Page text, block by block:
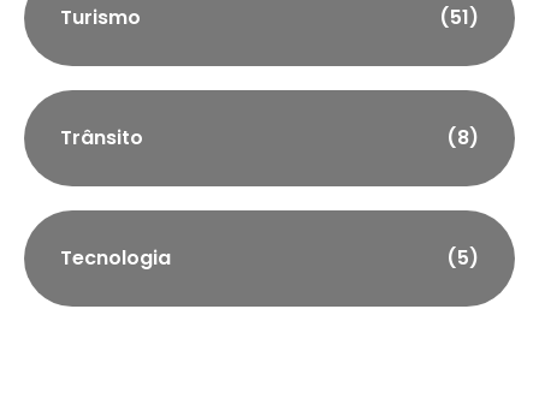
Turismo (51)
Trânsito (8)
Tecnologia (5)